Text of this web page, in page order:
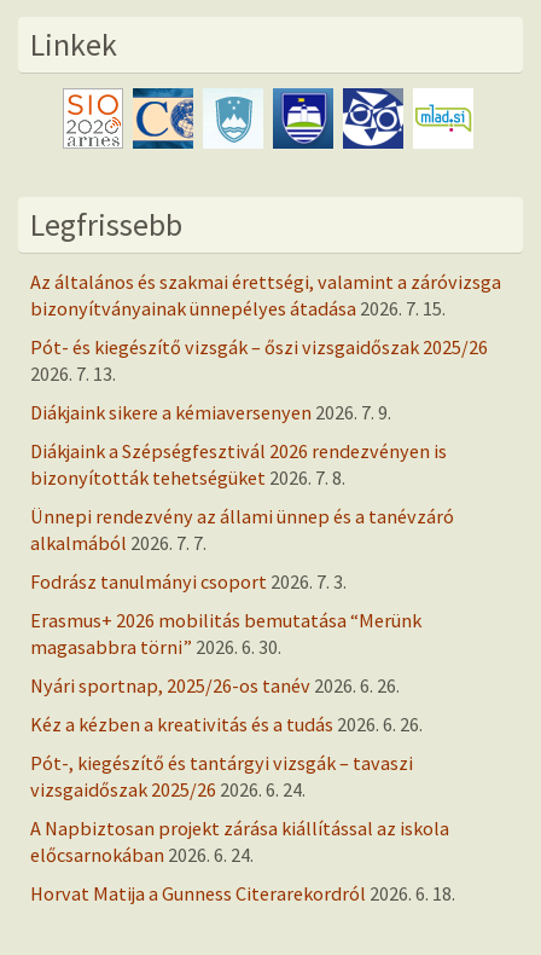
Linkek
Legfrissebb
Az általános és szakmai érettségi, valamint a záróvizsga
bizonyítványainak ünnepélyes átadása 2026. 7. 15.
Pót- és kiegészítő vizsgák – őszi vizsgaidőszak 2025/26
2026. 7. 13.
Diákjaink sikere a kémiaversenyen 2026. 7. 9.
Diákjaink a Szépségfesztivál 2026 rendezvényen is
bizonyították tehetségüket 2026. 7. 8.
Ünnepi rendezvény az állami ünnep és a tanévzáró
alkalmából 2026. 7. 7.
Fodrász tanulmányi csoport 2026. 7. 3.
Erasmus+ 2026 mobilitás bemutatása “Merünk
magasabbra törni” 2026. 6. 30.
Nyári sportnap, 2025/26-os tanév 2026. 6. 26.
Kéz a kézben a kreativitás és a tudás 2026. 6. 26.
Pót-, kiegészítő és tantárgyi vizsgák – tavaszi
vizsgaidőszak 2025/26 2026. 6. 24.
A Napbiztosan projekt zárása kiállítással az iskola
előcsarnokában 2026. 6. 24.
Horvat Matija a Gunness Citerarekordról 2026. 6. 18.